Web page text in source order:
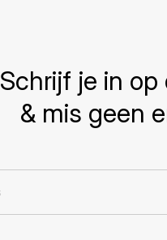
Schrijf je in
& mis geen